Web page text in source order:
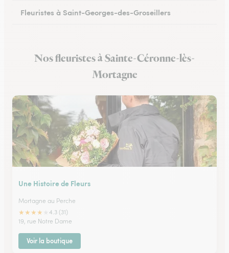
Fleuristes à Saint-Georges-des-Groseillers
Fleuristes au Mêle-sur-Sarthe
Nos fleuristes à Sainte-Céronne-lès-
Mortagne
Une Histoire de Fleurs
Mortagne au Perche
★★★★
4.3 (31)
19, rue Notre Dame
Voir la boutique